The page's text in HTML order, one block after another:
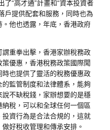
了“高才通”計畫和“資本投資者
戶提供配套和服務，同時也為
他也透露，年底，香港政府
重拳出擊，香港家辦稅務政
優惠，香港稅務政策國際聞
也提供了靈活的稅務優惠政
監管制度和法律體系，能夠
不缺稅錢，家辦想要的是穩
稅，可以和全球任何一個區
資行為是合法合規的，這就
好稅收管理和傳承安排。